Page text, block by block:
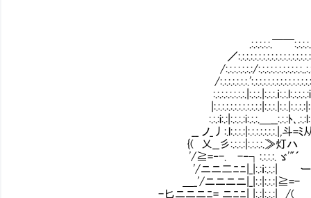
.:.:.:.:.:.￣￣
／
/:.:.:.:.:.:.:/:.:.:.:.:.:.:.:.:.:.:..:.:.ヽ:.:.:.
/
:.:.:.:.:.:.:.:.|:.:.:.|:.:.:.ｉ
|:.:.:.:.:.:.:.:.:.:.:.:|:.:.:.|:.:.|:.:.:.:|:|:.:.:|
:.:.:i:.:|:.:.:.:i:.:.:.＿__:.:.:ﾄ､.:.:l:|:.:/,
__ ノ_丿:.l:.:.:.:|:.:.:.:.:.:.:.|,斗=ﾐ从''
{( 乂__彡:.:.:.:|:.:.:.:.≫灯ハ ､"´ }
'/≧=‐-. -‐┐:.:.:.:. ゞ'"´ /
'/ニニ二ﾆﾆ|_|:.:ｉ:.:.:| ー ′_ |=_|
＿_'/ニニニニ|_|:.:|:.:.:|≧=- -彳 /
_-匕ニニニﾆ=_ニﾆﾆ|_|:.:|:.:.:| /( （ニ/